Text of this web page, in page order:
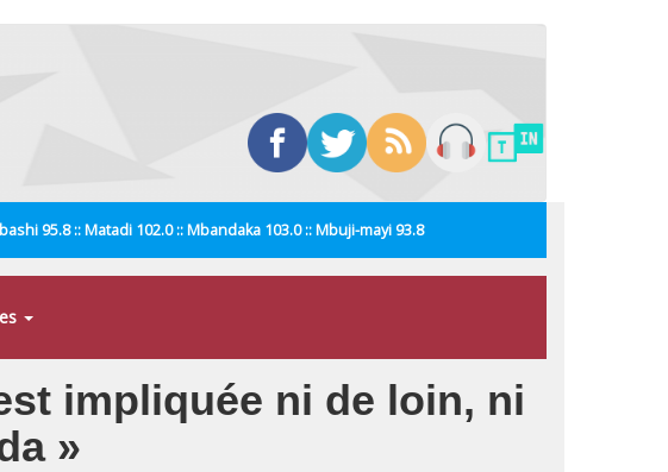
95.8 :: Matadi 102.0 :: Mbandaka 103.0 :: Mbuji-mayi 93.8
impliquée ni de loin, ni
»